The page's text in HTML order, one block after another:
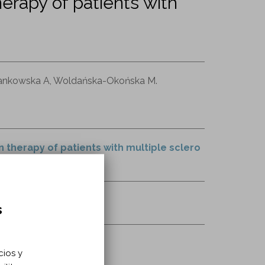
A, Woldańska-Okońska M.
therapy of patients with multiple sclero
y